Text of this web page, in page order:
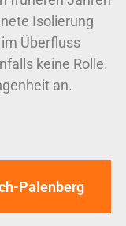
Isolierung
Überfluss
keine Rolle.
an.
Palenberg